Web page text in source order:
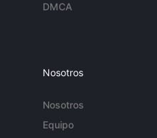
DMCA
Nosotros
Nosotros
Equipo